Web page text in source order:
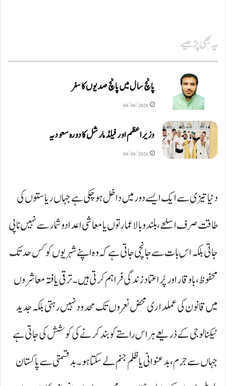
یہ بھی پڑھیے
پانچ سال میں پانچ صدیوں کا سفر
08/08/2026
وزیراعظم اور فیلڈ مارشل کا دورہ سعودیہ
08/08/2026
دنیا تیزی سے ایک ایسے دور میں داخل ہو چکی ہے جہاں ریاستوں کی
طاقت صرف اسلحے، بلند و بالا عمارتوں یا معاشی اعدادوشمار سے نہیں ناپی
جاتی بلکہ اس بات سے جانچی جاتی ہے کہ وہ اپنے شہریوں کو کس حد تک
محفوظ، باوقار اور پُراعتماد زندگی فراہم کرتی ہیں۔ ترقی یافتہ معاشروں
میں قانون کی عملداری محض نعروں تک محدود نہیں رہتی بلکہ جدید
ٹیکنالوجی کے ذریعے ہر اس راستے کو بند کرنے کی کوشش کی جاتی ہے
جہاں سے جرم، بدعنوانی یا ظلم جنم لے سکتا ہو۔ بدقسمتی سے پاکستان